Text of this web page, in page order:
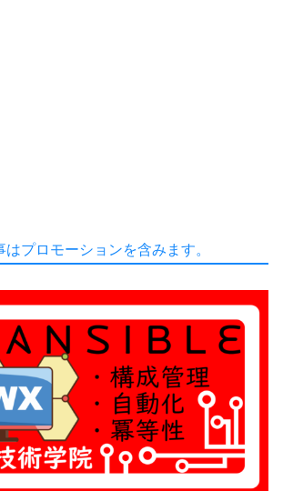
はプロモーションを含みます。